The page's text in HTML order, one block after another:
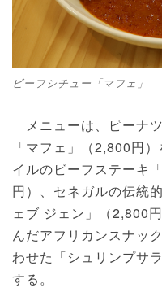
ビーフシチュー「マフェ」
メニューは、ピーナ
「マフェ」（2,800円
イルのビーフステーキ
円）、セネガルの伝統
ェブ ジェン」（2,800
んだアフリカンスナッ
わせた「シュリンプサ
する。